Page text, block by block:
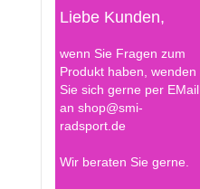
Liebe Kunden,
wenn Sie Fragen zum
Produkt haben, wenden
Sie sich gerne per EMail
an shop@smi-
radsport.de
Wir beraten Sie gerne.